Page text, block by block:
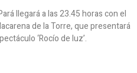
llegará a las 23.45 horas con el
de la Torre, que presentará
‘Rocío de luz’.